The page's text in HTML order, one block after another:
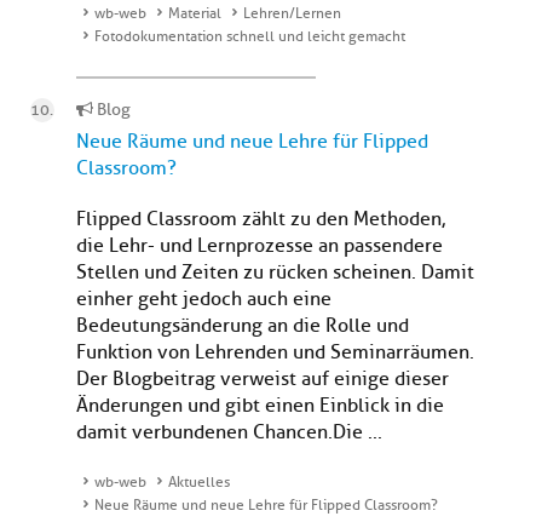
wb-web Material
Lehren/Lernen
Fotodokumentation schnell und leicht gemacht
Blog
Neue Räume und neue Lehre für Flipped
Classroom?
Flipped Classroom zählt zu den Methoden,
die Lehr- und Lernprozesse an passendere
Stellen und Zeiten zu rücken scheinen. Damit
einher geht jedoch auch eine
Bedeutungsänderung an die Rolle und
Funktion von Lehrenden und Seminarräumen.
Der Blogbeitrag verweist auf einige dieser
Änderungen und gibt einen Einblick in die
damit verbundenen Chancen.Die ...
wb-web
Aktuelles
Neue Räume und neue Lehre für Flipped Classroom?